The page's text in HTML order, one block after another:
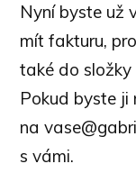
Nyní byste už
mít fakturu,
také do složky
Pokud byste ji
na
s vámi.